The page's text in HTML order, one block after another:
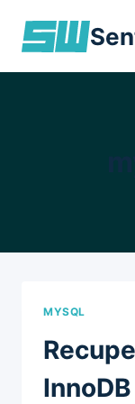
MYSQL
InnoDB